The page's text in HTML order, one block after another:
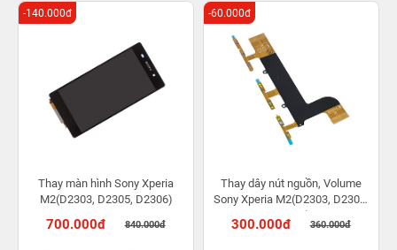
Thay màn hình Sony Xperia
M2(D2303, D2305, D2306)
700.000đ 840.000đ
-140.000đ
Thay dây nút nguồn, Volume
Sony Xperia M2(D2303, D2305,
D2306)
300.000đ 360.000đ
-60.000đ